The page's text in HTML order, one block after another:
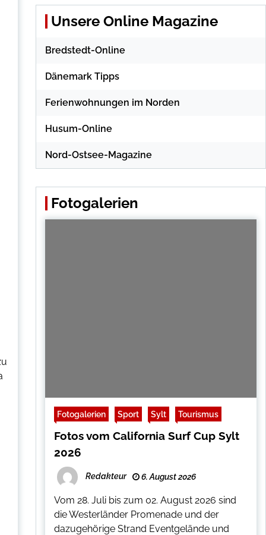
Unsere Online Magazine
Bredstedt-Online
Dänemark Tipps
Ferienwohnungen im Norden
Husum-Online
Nord-Ostsee-Magazine
Fotogalerien
Fotogalerien Sport Sylt Tourismus
Fotos vom California Surf Cup Sylt
2026
Redakteur 6. August 2026
Vom 28. Juli bis zum 02. August 2026 sind
die Westerländer Promenade und der
dazugehörige Strand Eventgelände und